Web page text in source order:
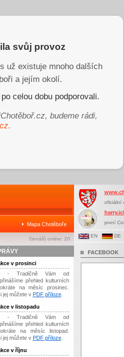
svůj provoz
už existuje mnoho dalších
a jejím okolí.
celou dobu podporovali.
budeme rádi,
.
Mapa Chotěboře
čtenářů online: 20
v prosinci
- Tradičně Vám od
přinášíme přehled kulturních
na měsíc prosinec.
jej můžete v PDF příloze.
v listopadu
- Tradičně Vám od
přinášíme přehled kulturních
na měsíc listopad.
jej můžete v PDF příloze.
v říjnu
oficiální
první
EN DE
FACEBOOK